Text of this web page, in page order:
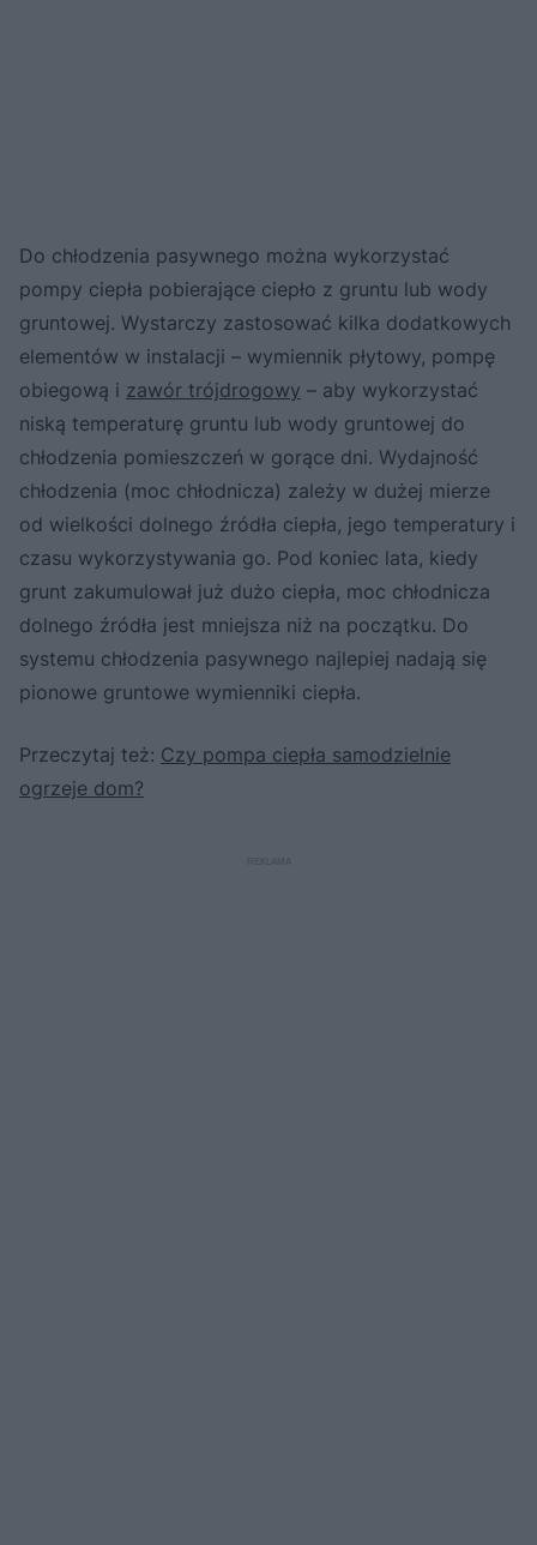
Do chłodzenia pasywnego można wykorzystać
pompy ciepła pobierające ciepło z gruntu lub wody
gruntowej. Wystarczy zastosować kilka dodatkowych
elementów w instalacji – wymiennik płytowy, pompę
obiegową i zawór trójdrogowy – aby wykorzystać
niską temperaturę gruntu lub wody gruntowej do
chłodzenia pomieszczeń w gorące dni. Wydajność
chłodzenia (moc chłodnicza) zależy w dużej mierze
od wielkości dolnego źródła ciepła, jego temperatury i
czasu wykorzystywania go. Pod koniec lata, kiedy
grunt zakumulował już dużo ciepła, moc chłodnicza
dolnego źródła jest mniejsza niż na początku. Do
systemu chłodzenia pasywnego najlepiej nadają się
pionowe gruntowe wymienniki ciepła.
Przeczytaj też: Czy pompa ciepła samodzielnie
ogrzeje dom?